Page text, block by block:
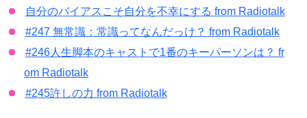
自分のバイアスこそ自分を不幸にする from Radiotalk
#247 無常識：常識ってなんだっけ？ from Radiotalk
#246人生脚本のキャストで1番のキーパーソンは？ fr
om Radiotalk
#245許しの力 from Radiotalk